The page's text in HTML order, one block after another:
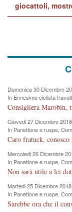
giocattoli,
Domenica 30 Dicembre
In Ennesimo ciclista
Comune si svegli"
Giovedi 27 Dicembre
In Panettone e ruspe,
cronoprogramma"
Mercoledi 26 Dicembre
In Panettone e ruspe,
cronoprogramma"
Martedi 25 Dicembre
In Panettone e ruspe,
cronoprogramma"